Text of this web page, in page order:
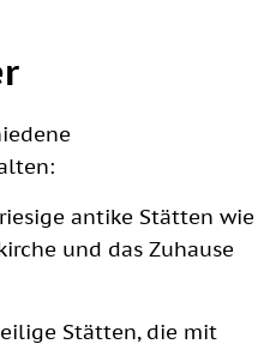
antike Stätten wie
und das Zuhause
Stätten, die mit